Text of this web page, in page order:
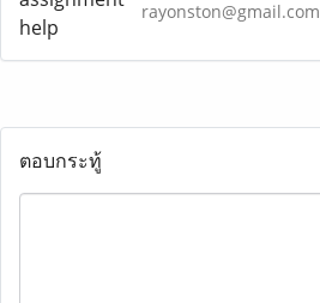
rayonston@gmail.com
ตอบกระทู้